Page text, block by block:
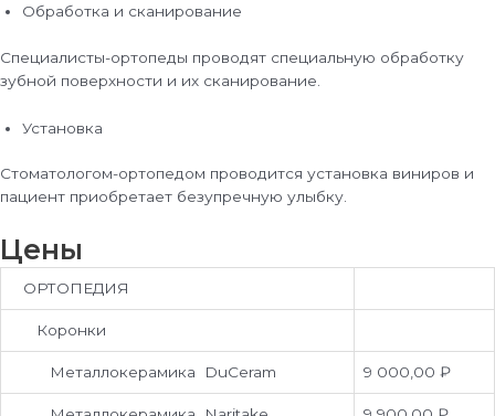
Обработка и сканирование
Специалисты-ортопеды проводят специальную обработку
зубной поверхности и их сканирование.
Установка
Стоматологом-ортопедом проводится установка виниров и
пациент приобретает безупречную улыбку.
Цены
ОРТОПЕДИЯ
Коронки
Металлокерамика DuCeram 9 000,00 ₽